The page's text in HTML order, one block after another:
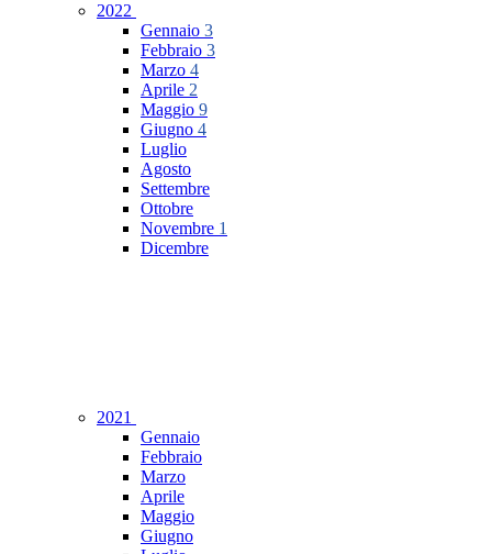
2022
Gennaio 3
Febbraio 3
Marzo 4
Aprile 2
Maggio 9
Giugno 4
Luglio
Agosto
Settembre
Ottobre
Novembre 1
Dicembre
2021
Gennaio
Febbraio
Marzo
Aprile
Maggio
Giugno